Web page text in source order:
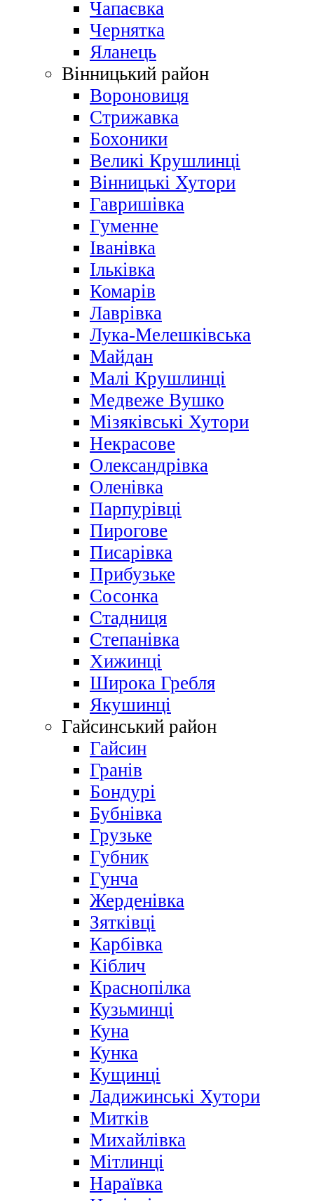
Чапаєвка
Чернятка
Яланець
Вінницький район
Вороновиця
Стрижавка
Бохоники
Великі Крушлинці
Вінницькі Хутори
Гавришівка
Гуменне
Іванівка
Ільківка
Комарів
Лаврівка
Лука-Мелешківська
Майдан
Малі Крушлинці
Медвеже Вушко
Мізяківські Хутори
Некрасове
Олександрівка
Оленівка
Парпурівці
Пирогове
Писарівка
Прибузьке
Сосонка
Стадниця
Степанівка
Хижинці
Широка Гребля
Якушинці
Гайсинський район
Гайсин
Гранів
Бондурі
Бубнівка
Грузьке
Губник
Гунча
Жерденівка
Зятківці
Карбівка
Кіблич
Краснопілка
Кузьминці
Куна
Кунка
Кущинці
Ладижинські Хутори
Митків
Михайлівка
Мітлинці
Нараївка